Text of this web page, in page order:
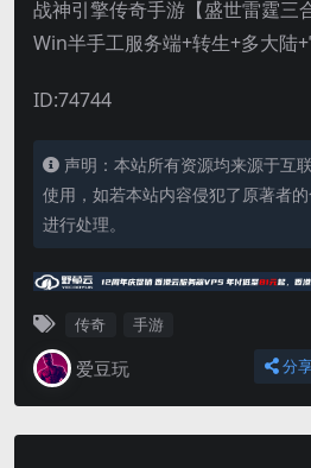
战神引擎传奇手游【盛世雷霆三
Win半手工服务端+转生+多大陆
ID:74744
声明：本站所有资源均来源于互
使用，如若本站内容侵犯了原著者
进行处理。
传奇 手游
爱豆玩 分